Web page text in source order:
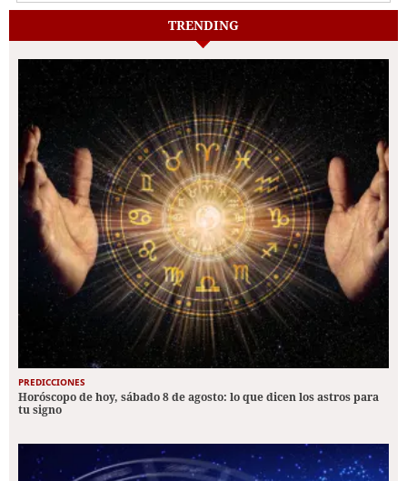
TRENDING
PREDICCIONES
Horóscopo de hoy, sábado 8 de agosto: lo que dicen los astros para
tu signo